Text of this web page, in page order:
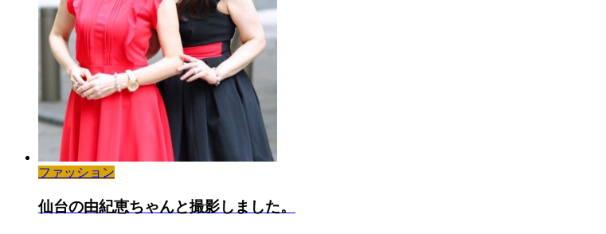
ファッション
仙台の由紀恵ちゃんと撮影しました。